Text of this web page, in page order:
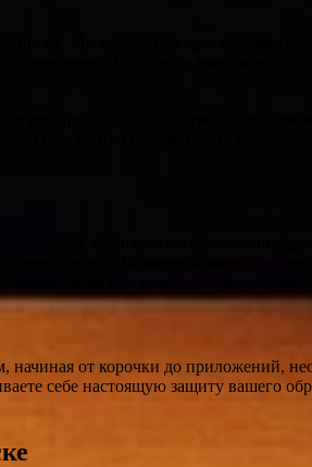
Мы стремимся удовлетворить
заведений. Сделаны с учетом всех
Сотрудничество с нами
статус, или просто ищете
Стоимость изготовления
гознак. Мы сотрудничаем с
вам готовый продукт,
начиная от корочки до приложений,
себе настоящую защиту вашего